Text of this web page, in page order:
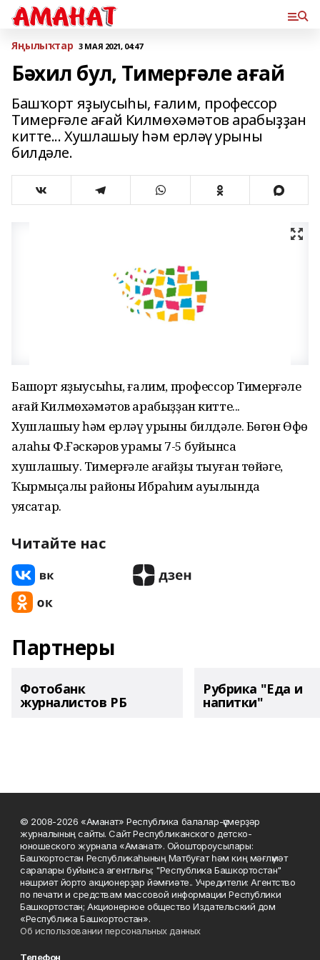
Яңылыҡтар 3 МАЯ 2021, 04:47
Бәхил бул, Тимерғәле ағай
Башҡорт яҙыусыһы, ғалим, профессор
Тимерғәле ағай Килмөхәмәтов арабыҙҙан
китте... Хушлашыу һәм ерләү урыны
билдәле.
Башҡорт яҙыусыһы, ғалим, профессор Тимерғәле
ағай Килмөхәмәтов арабыҙҙан китте...
Хушлашыу һәм ерләү урыны билдәле. Бөгөн Өфө
ҡалаһы Ф.Ғәскәров урамы 7-5 буйынса
хушлашыу. Тимерғәле ағайҙы тыуған төйәге,
Ҡырмыҫҡалы районы Ибраһим ауылында
ҡуясаҡтар.
Читайте нас
Партнеры
Фотобанк
журналистов РБ
Рубрика "Еда и
напитки"
© 2008-2026 «Аманат» Республика балалар-үҫмерҙәр
журналының сайты. Сайт Республиканского детско-
юношеского журнала «Аманат». Ойоштороусылары:
Башҡортостан Республикаһының Матбуғат һәм киң мәғлүмәт
саралары буйынса агентлығы; "Республика Башкортостан"
нәшриәт йорто акционерҙар йәмғиәте.. Учредители: Агентство
по печати и средствам массовой информации Республики
Башкортостан; Акционерное общество Издательский дом
«Республика Башкортостан».
Об использовании персональных данных
Телефон